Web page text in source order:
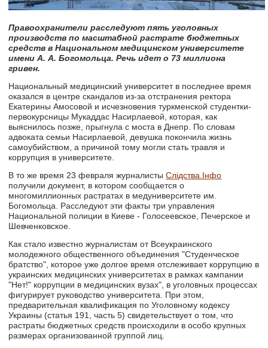
Правоохранители расследуют пять уголовных
производств по масштабной растрате бюджетных
средств в Национальном медицинском университете
имени А. А. Богомольца. Речь идет о 73 миллиона
гривен.
Национальный медицинский университет в последнее время
оказался в центре скандалов из-за отстранения ректора
Екатерины Амосовой и исчезновения туркменской студентки-
первокурсницы Мукаддас Насирлаевой, которая, как
выяснилось позже, прыгнула с моста в Днепр. По словам
адвоката семьи Насирлаевой, девушка покончила жизнь
самоубийством, а причиной тому могли стать травля и
коррупция в университете.
В то же время 23 февраля журналистыСлідства.Інфо
получили документ, в котором сообщается о
многомиллионных растратах в медуниверситете им.
Богомольца. Расследуют эти факты три управления
Национальной полиции в Киеве - Голосеевское, Печерское и
Шевченковское.
Как стало известно журналистам от Всеукраинского
молодежного общественного объединения "Студенческое
братство", которое уже долгое время отслеживает коррупцию в
украинских медицинских университетах в рамках кампании
"Нет!" коррупции в медицинских вузах", в уголовных процессах
фигурирует руководство университета. При этом,
предварительная квалификация по Уголовному кодексу
Украины (статья 191, часть 5) свидетельствует о том, что
растраты бюджетных средств происходили в особо крупных
размерах организованной группой лиц.